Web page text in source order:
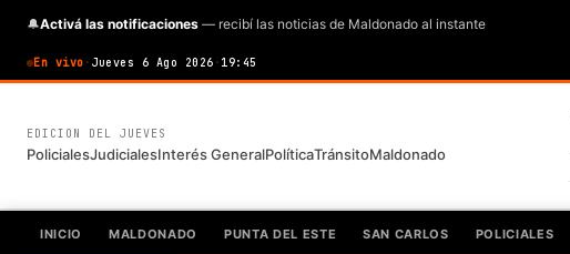
🔔Activá las notificaciones — recibí las noticias de Maldonado al instante
En vivo · Jueves 6 Ago 2026 · 19:45
EDICION DEL JUEVES
PolicialesJudicialesInterés GeneralPolíticaTránsitoMaldonado
INICIO MALDONADO PUNTA DEL ESTE SAN CARLOS POLICIALES